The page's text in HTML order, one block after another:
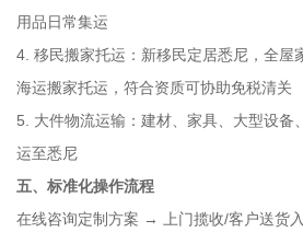
用品日常集运
4. 移民搬家托运：新移民定居悉尼，全屋
海运搬家托运，符合资质可协助免税清关
5. 大件物流运输：建材、家具、大型设备
运至悉尼
五、标准化操作流程
在线咨询定制方案 → 上门揽收/客户送货